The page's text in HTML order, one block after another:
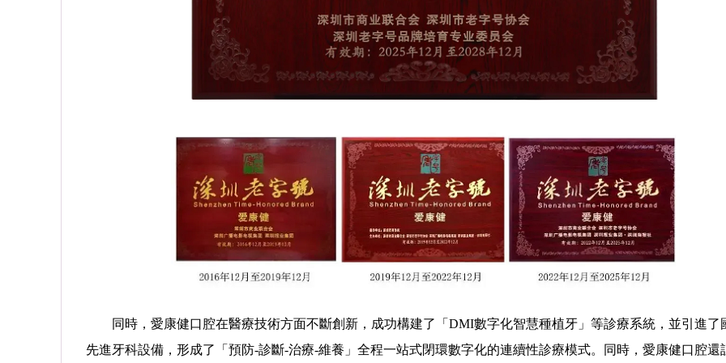
同時，愛康健口腔在醫療技術方面不斷創新，成功構建了「DMI數字化智慧種植牙」等診療系統，並引進了
先進牙科設備，形成了「預防-診斷-治療-維養」全程一站式閉環數字化的連續性診療模式。同時，愛康健口腔還